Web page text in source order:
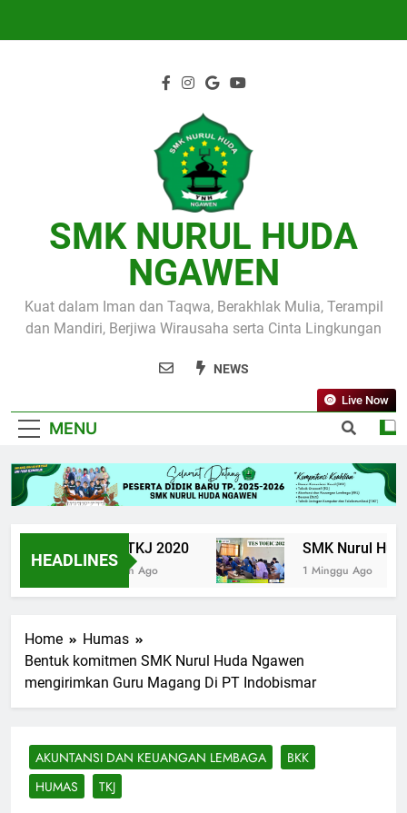
SMK NURUL HUDA
NGAWEN
Kuat dalam Iman dan Taqwa, Berakhlak Mulia, Terampil
dan Mandiri, Berjiwa Wirausaha serta Cinta Lingkungan
NEWS
MENU
Live Now
HEADLINES
UPK TKJ 2020
6 Tahun Ago
SMK Nurul
1 Minggu Ago
Home
Humas
Bentuk komitmen SMK Nurul Huda Ngawen
mengirimkan Guru Magang Di PT Indobismar
AKUNTANSI DAN KEUANGAN LEMBAGA
BKK
HUMAS
TKJ